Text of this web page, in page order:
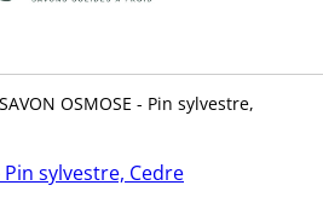
OSMOSE - Pin sylvestre,